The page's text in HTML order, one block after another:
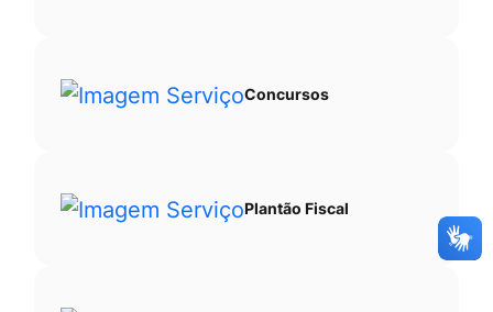
Concursos
Plantão Fiscal